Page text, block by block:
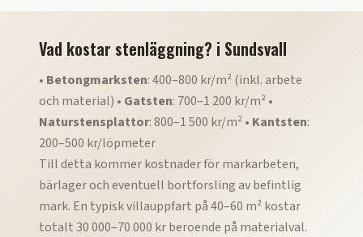
Vad kostar stenläggning? i Sundsvall
• Betongmarksten: 400–800 kr/m² (inkl. arbete
och material) • Gatsten: 700–1 200 kr/m² •
Naturstensplattor: 800–1 500 kr/m² • Kantsten:
200–500 kr/löpmeter
Till detta kommer kostnader för markarbeten,
bärlager och eventuell bortforsling av befintlig
mark. En typisk villauppfart på 40–60 m² kostar
totalt 30 000–70 000 kr beroende på materialval.